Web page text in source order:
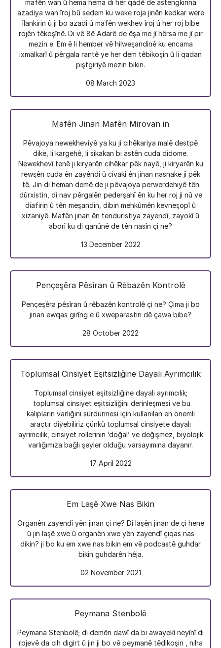
mafên wan û hema hema di her qadê de astengkirina
azadiya wan îroj bû sedem ku weke roja jinên kedkar were
îlankirin û ji bo azadî û mafên wekhev îroj û her roj bibe
rojên têkoşînê. Di vê 8ê Adarê de êşa me jî hêrsa me jî pir
mezin e. Em ê li hember vê hilweşandinê ku encama
ixmalkarî û pêrgala rantê ye her dem têbikoşin û li qadan
piştgiriyê mezin bikin.
08 March 2023
Mafên Jinan Mafên Mirovan in
Pêvajoya newekheviyê ya ku ji cihêkariya malê destpê
dike, li kargehê, li sikakan bi astên cuda didome.
Newekhevî tenê ji kiryarên cihêkar pêk nayê, ji kiryarên ku
rewşên cuda ên zayêndî û civakî ên jinan nasnake jî pêk
tê. Jin di heman demê de ji pêvajoya perwerdehiyê tên
dûrxistin, di nav pêrgalên pederşahî ên ku her roj ji nû ve
diafirin û tên meşandin, dibin mehkûmên kevneşopî û
xizaniyê. Mafên jinan ên tenduristiya zayendî, zayokî û
aborî ku di qanûnê de tên nasîn çi ne?
13 December 2022
Pençeşêra Pêsîran û Rêbazên Kontrolê
Pençeşêra pêsîran û rêbazên kontrolê çi ne? Çima ji bo
jinan ewqas girîng e û xweparastin dê çawa bibe?
28 October 2022
Toplumsal Cinsiyet Eşitsizliğine Dayalı Ayrımcılık
Toplumsal cinsiyet eşitsizliğine dayalı ayrımcılık;
toplumsal cinsiyet eşitsizliğini derinleşmesi ve bu
kalıpların varlığını sürdürmesi için kullanılan en önemli
araçtır diyebiliriz çünkü toplumsal cinsiyete dayalı
ayrımcılık, cinsiyet rollerinin ‘doğal’ ve değişmez, biyolojik
varlığımıza bağlı şeyler olduğu varsayımına dayanır.
17 April 2022
Em Laşê Xwe Nas Bikin
Organên zayendî yên jinan çi ne? Di laşên jinan de çi hene
û jin laşê xwe û organên xwe yên zayendî çiqas nas
dikin? ji bo ku em xwe nas bikin em vê podcastê guhdar
bikin guhdarên hêja.
02 November 2021
Peymana Stenbolê
Peymana Stenbolê; di demên dawî da bi awayekî neyînî di
rojevê da cih digirt û jin ji bo vê peymanê têdikoşin , niha